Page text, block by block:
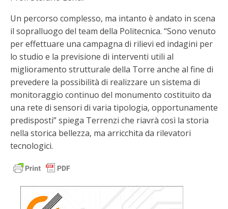
Un percorso complesso, ma intanto è andato in scena
il sopralluogo del team della Politecnica. “Sono venuto
per effettuare una campagna di rilievi ed indagini per
lo studio e la previsione di interventi utili al
miglioramento strutturale della Torre anche al fine di
prevedere la possibilità di realizzare un sistema di
monitoraggio continuo del monumento costituito da
una rete di sensori di varia tipologia, opportunamente
predisposti” spiega Terrenzi che riavrà così la storia
nella storica bellezza, ma arricchita da rilevatori
tecnologici.